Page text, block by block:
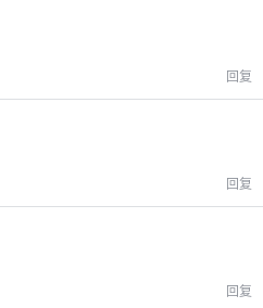
回复
回复
回复